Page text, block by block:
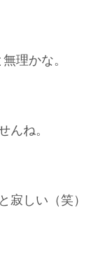
理かな。
んね。
寂しい（笑）